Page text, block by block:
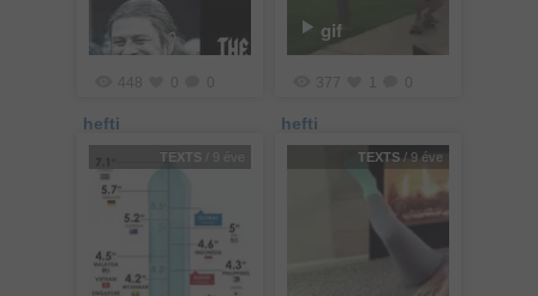
hefti
gif
377
hefti
TEXTS TEXTS / 9 éve